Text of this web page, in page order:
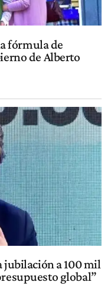
fórmula de
de Alberto
jubilación a 100 mil
global”